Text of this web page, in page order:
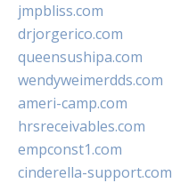
jmpbliss.com
drjorgerico.com
queensushipa.com
wendyweimerdds.com
ameri-camp.com
hrsreceivables.com
empconst1.com
cinderella-support.com